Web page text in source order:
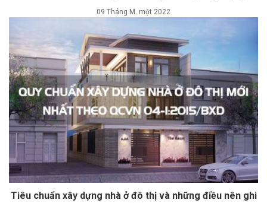
09 Tháng M. một 2022
Tiêu chuẩn xây dựng nhà ở đô thị và những điều nên ghi